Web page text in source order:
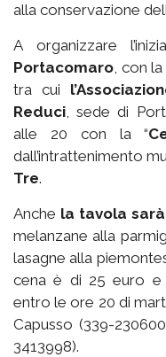
alla conservazione
A organizzare
Portacomaro, con
tra cui
Reduci, sede di
alle 20 con la “
dall’intrattenimento
Tre.
Anche la tavola
melanzane alla
lasagne alla
cena è di 25 euro e
entro le ore 20 di
Capusso (339-
3413998).